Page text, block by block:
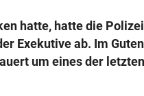
hatte, hatte die
Exekutive ab. Im
um eines der